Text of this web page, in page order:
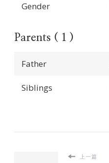
Gender
Parents ( 1 )
Father
Siblings
上一篇